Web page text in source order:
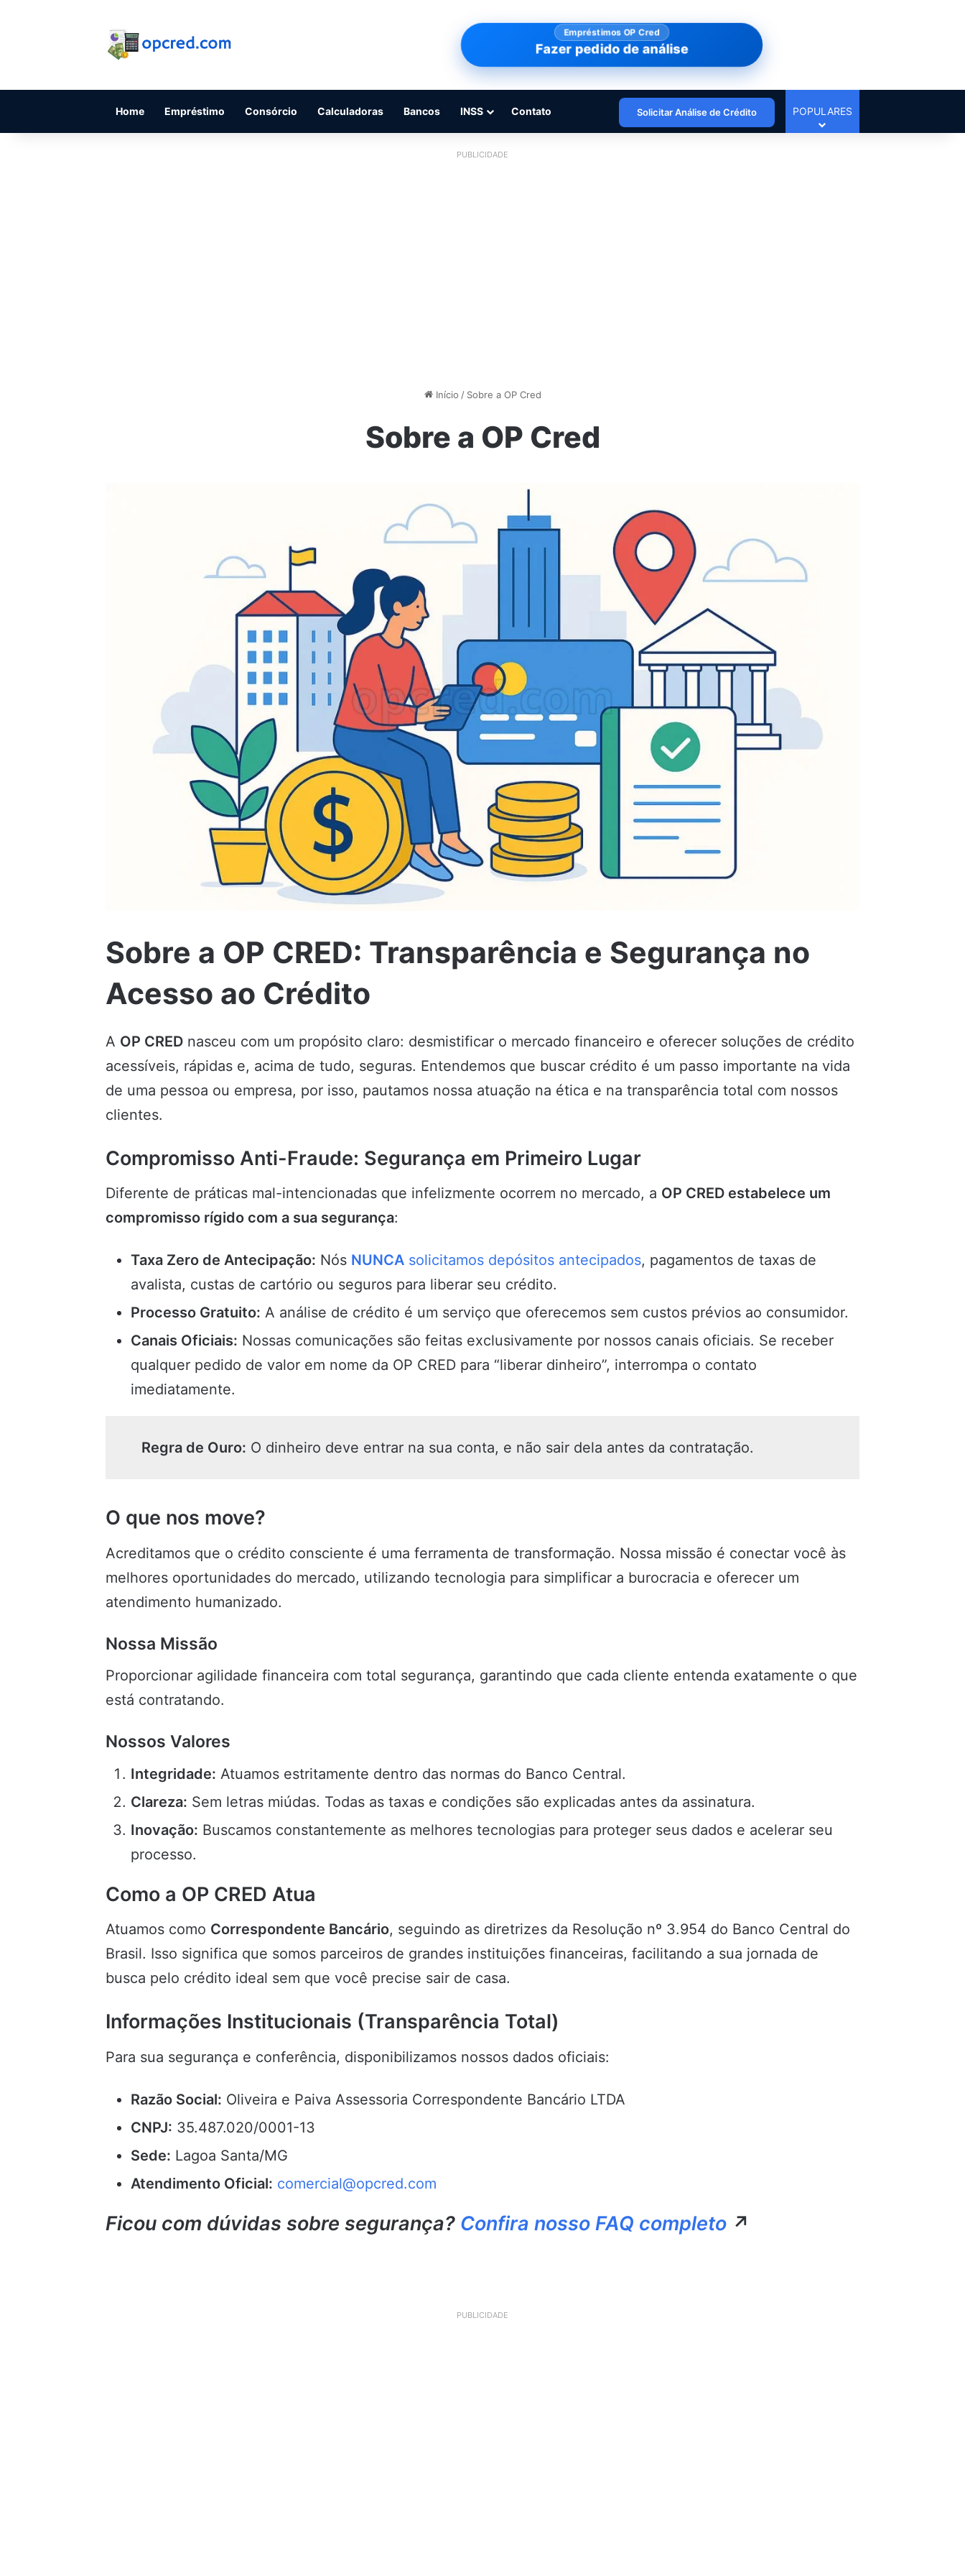
Empréstimos OP Cred
Fazer pedido de análise
Home Empréstimo Consórcio Calculadoras Bancos INSS Contato Solicitar Análise de Crédito POPULARES
PUBLICIDADE
Início / Sobre a OP Cred
Sobre a OP Cred
Sobre a OP CRED: Transparência e Segurança no
Acesso ao Crédito
A OP CRED nasceu com um propósito claro: desmistificar o mercado financeiro e oferecer soluções de crédito
acessíveis, rápidas e, acima de tudo, seguras. Entendemos que buscar crédito é um passo importante na vida
de uma pessoa ou empresa, por isso, pautamos nossa atuação na ética e na transparência total com nossos
clientes.
Compromisso Anti-Fraude: Segurança em Primeiro Lugar
Diferente de práticas mal-intencionadas que infelizmente ocorrem no mercado, a OP CRED estabelece um
compromisso rígido com a sua segurança:
Taxa Zero de Antecipação: Nós NUNCA solicitamos depósitos antecipados, pagamentos de taxas de
avalista, custas de cartório ou seguros para liberar seu crédito.
Processo Gratuito: A análise de crédito é um serviço que oferecemos sem custos prévios ao consumidor.
Canais Oficiais: Nossas comunicações são feitas exclusivamente por nossos canais oficiais. Se receber
qualquer pedido de valor em nome da OP CRED para “liberar dinheiro”, interrompa o contato
imediatamente.
Regra de Ouro: O dinheiro deve entrar na sua conta, e não sair dela antes da contratação.
O que nos move?
Acreditamos que o crédito consciente é uma ferramenta de transformação. Nossa missão é conectar você às
melhores oportunidades do mercado, utilizando tecnologia para simplificar a burocracia e oferecer um
atendimento humanizado.
Nossa Missão
Proporcionar agilidade financeira com total segurança, garantindo que cada cliente entenda exatamente o que
está contratando.
Nossos Valores
Integridade: Atuamos estritamente dentro das normas do Banco Central.
Clareza: Sem letras miúdas. Todas as taxas e condições são explicadas antes da assinatura.
Inovação: Buscamos constantemente as melhores tecnologias para proteger seus dados e acelerar seu
processo.
Como a OP CRED Atua
Atuamos como Correspondente Bancário, seguindo as diretrizes da Resolução nº 3.954 do Banco Central do
Brasil. Isso significa que somos parceiros de grandes instituições financeiras, facilitando a sua jornada de
busca pelo crédito ideal sem que você precise sair de casa.
Informações Institucionais (Transparência Total)
Para sua segurança e conferência, disponibilizamos nossos dados oficiais:
Razão Social: Oliveira e Paiva Assessoria Correspondente Bancário LTDA
CNPJ: 35.487.020/0001-13
Sede: Lagoa Santa/MG
Atendimento Oficial: comercial@opcred.com
Ficou com dúvidas sobre segurança? Confira nosso FAQ completo ↗
PUBLICIDADE